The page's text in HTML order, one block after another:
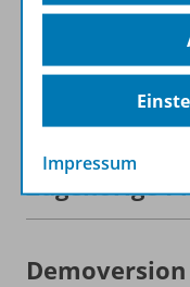
Beschreibung
Zugehörige
Demoversion
Impressum